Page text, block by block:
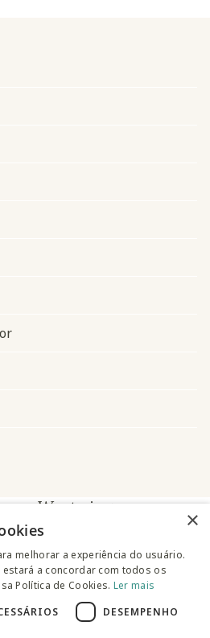
app Westwing
×
melhorar a experiência do usuário.
a concordar com todos os
Política de Cookies. Ler mais
DESEMPENHO